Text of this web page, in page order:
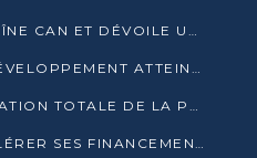
CANAL+ RELANCE LA CHAÎNE CAN ET DÉVOILE UNE OFFRE EXCEPTIONNELLE POUR DÉCEMBRE
LA DETTE DES PAYS EN DÉVELOPPEMENT ATTEINT UN SOMMET HISTORIQUE ENTRE 2022 ET 2024
L’AFRIQUE VISE L’ÉRADICATION TOTALE DE LA POLIOMYÉLITE D’ICI 2026
LA BAD PROMET D’ACCÉLÉRER SES FINANCEMENTS AVEC LE MINISTÈRE DE L’ASSAINISSEMENT